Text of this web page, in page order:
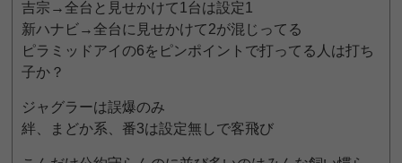
吉宗→全台と見せかけて1台は設定1
新ハナビ→全台に見せかけて2が混じってる
ピラミッドアイの6をピンポイントで打ってる人は打ち
子か？
ジャグラーは誤爆のみ
絆、まどか系、番3は設定無しで客飛び